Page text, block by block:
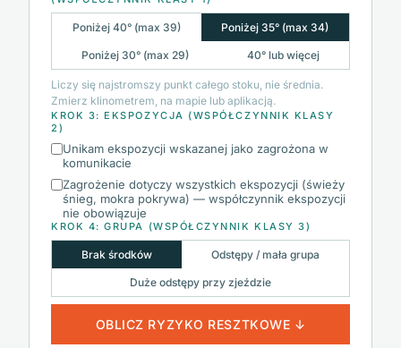
Poniżej 40° (max 39) Poniżej 35° (max 34)
Poniżej 30° (max 29) 40° lub więcej
Liczy się najstromszy punkt całego stoku, nie średnia.
Zmierz klinometrem, na mapie lub aplikacją.
KROK 3: EKSPOZYCJA (WSPÓŁCZYNNIK KLASY
2)
Unikam ekspozycji wskazanej jako zagrożona w
komunikacie
Zagrożenie dotyczy wszystkich ekspozycji (świeży
śnieg, mokra pokrywa) — współczynnik ekspozycji
nie obowiązuje
KROK 4: GRUPA (WSPÓŁCZYNNIK KLASY 3)
Brak środków Odstępy / mała grupa
Duże odstępy przy zjeździe
OBLICZ RYZYKO RESZTKOWE ↓